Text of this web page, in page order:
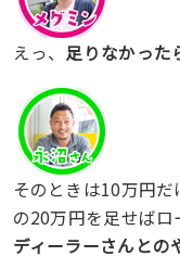
えっ、 足りなかっ
そのときは10万円
の20万円を足せばロ
ディーラーさんとの